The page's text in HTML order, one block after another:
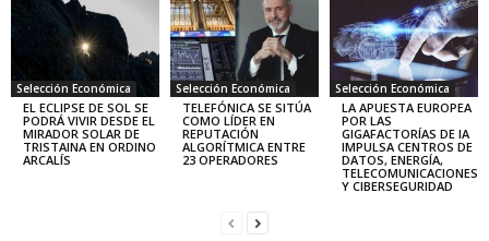
Selección Económica
EL ECLIPSE DE SOL SE
PODRÁ VIVIR DESDE EL
MIRADOR SOLAR DE
TRISTAINA EN ORDINO
ARCALÍS
Selección Económica
TELEFÓNICA SE SITÚA
COMO LÍDER EN
REPUTACIÓN
ALGORÍTMICA ENTRE
23 OPERADORES
Selección Económica
LA APUESTA EUROPEA
POR LAS
GIGAFACTORÍAS DE IA
IMPULSA CENTROS DE
DATOS, ENERGÍA,
TELECOMUNICACIONES
Y CIBERSEGURIDAD